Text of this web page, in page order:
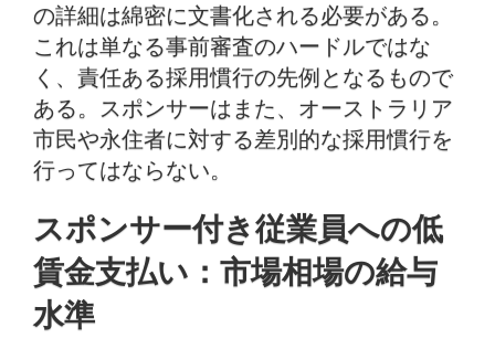
の詳細は綿密に文書化される必要がある。
これは単なる事前審査のハードルではな
く、責任ある採用慣行の先例となるもので
ある。スポンサーはまた、オーストラリア
市民や永住者に対する差別的な採用慣行を
行ってはならない。
スポンサー付き従業員への低
賃金支払い：市場相場の給与
水準